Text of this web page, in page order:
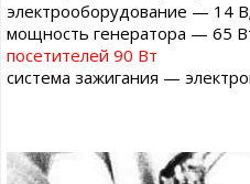
электрооборудование — 14 В;
мощность генератора — 65
посетителей 90 Вт
система зажигания —